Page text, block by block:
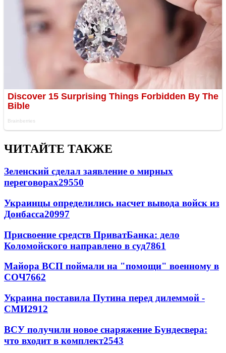
ЧИТАЙТЕ ТАКЖЕ
Зеленский сделал заявление о мирных
переговорах29550
Украинцы определились насчет вывода войск из
Донбасса20997
Присвоение средств ПриватБанка: дело
Коломойского направлено в суд7861
Майора ВСП поймали на "помощи" военному в
СОЧ7662
Украина поставила Путина перед дилеммой -
СМИ2912
ВСУ получили новое снаряжение Бундесвера:
что входит в комплект2543